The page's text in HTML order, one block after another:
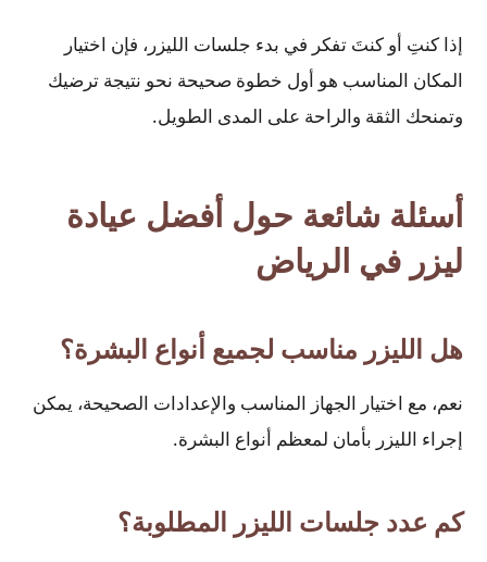
إذا كنتِ أو كنتَ تفكر في بدء جلسات الليزر، فإن اختيار
المكان المناسب هو أول خطوة صحيحة نحو نتيجة ترضيك
وتمنحك الثقة والراحة على المدى الطويل.
أسئلة شائعة حول أفضل عيادة
ليزر في الرياض
هل الليزر مناسب لجميع أنواع البشرة؟
نعم، مع اختيار الجهاز المناسب والإعدادات الصحيحة، يمكن
إجراء الليزر بأمان لمعظم أنواع البشرة.
كم عدد جلسات الليزر المطلوبة؟